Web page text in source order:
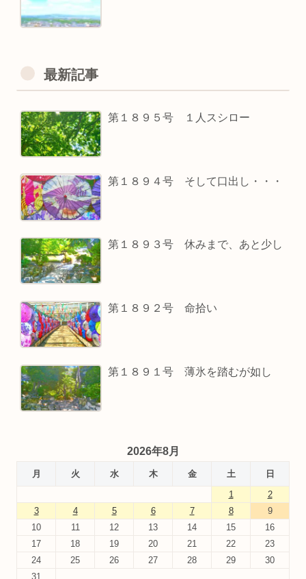
最新記事
第１８９５号 １人スシロー
第１８９４号 そして口出し・・・
第１８９３号 休みまで、あと少し
第１８９２号 命拾い
第１８９１号 薄氷を踏むが如し
2026年8月
月 火 水 木 金 土
日
1
2
3
4 5 6 7 8
9
10
11 12 13 14 15
16
17
18 19 20 21 22
23
24
25 26 27 28 29
30
31